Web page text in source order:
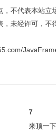
不代表本站立
未经许可，不
7
来顶一下